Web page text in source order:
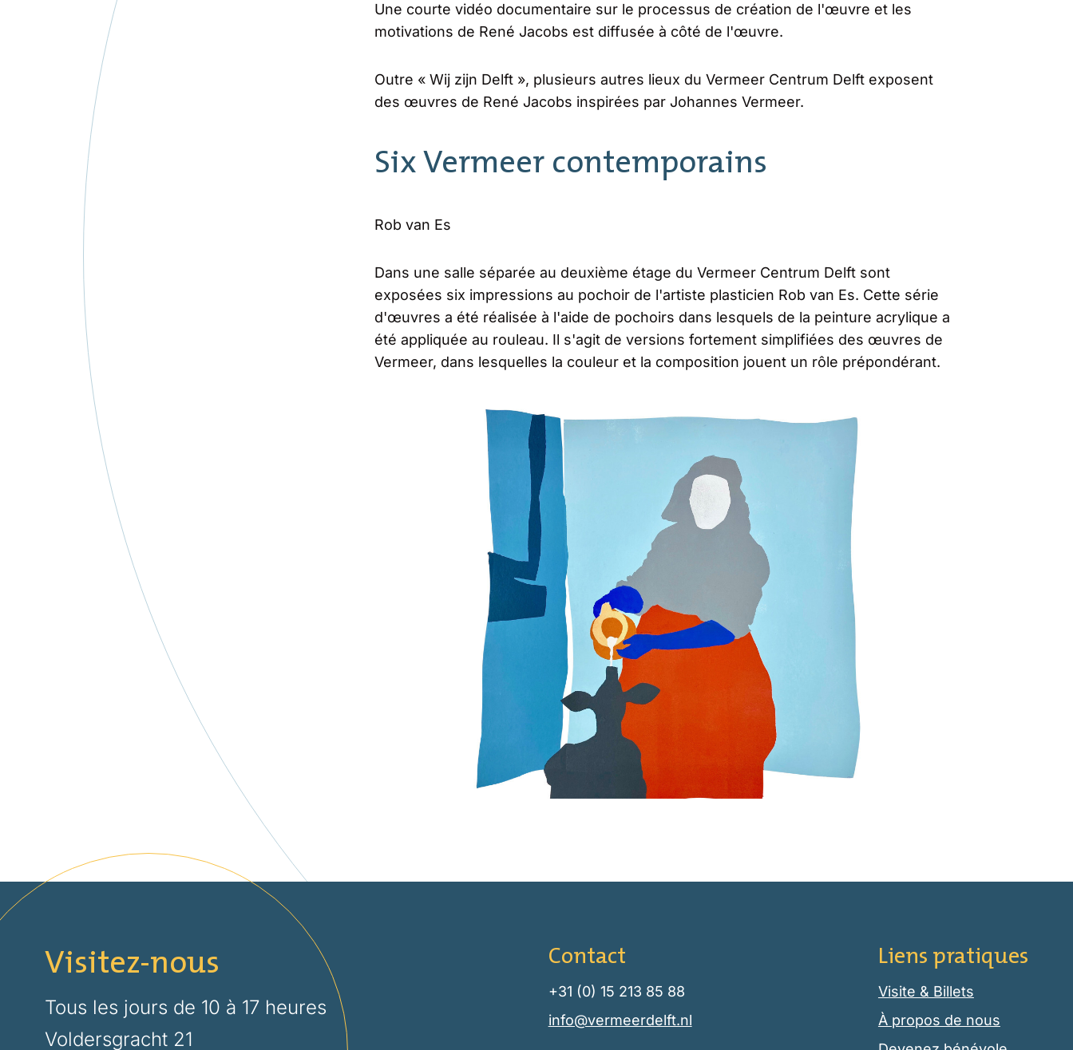
Une courte vidéo documentaire sur le processus de création de l'œuvre et les
motivations de René Jacobs est diffusée à côté de l'œuvre.
Outre « Wij zijn Delft », plusieurs autres lieux du Vermeer Centrum Delft exposent
des œuvres de René Jacobs inspirées par Johannes Vermeer.
Six Vermeer contemporains
Rob van Es
Dans une salle séparée au deuxième étage du Vermeer Centrum Delft sont
exposées six impressions au pochoir de l'artiste plasticien Rob van Es. Cette série
d'œuvres a été réalisée à l'aide de pochoirs dans lesquels de la peinture acrylique a
été appliquée au rouleau. Il s'agit de versions fortement simplifiées des œuvres de
Vermeer, dans lesquelles la couleur et la composition jouent un rôle prépondérant.
Visitez-nous
Tous les jours de 10 à 17 heures
Voldersgracht 21
Contact
+31 (0) 15 213 85 88
info@vermeerdelft.nl
Liens pratiques
Visite & Billets
À propos de nous